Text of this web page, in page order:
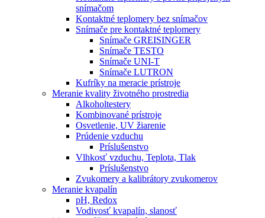
snímačom
Kontaktné teplomery bez snímačov
Snímače pre kontaktné teplomery
Snímače GREISINGER
Snímače TESTO
Snímače UNI-T
Snímače LUTRON
Kufríky na meracie prístroje
Meranie kvality životného prostredia
Alkoholtestery
Kombinované prístroje
Osvetlenie, UV žiarenie
Prúdenie vzduchu
Príslušenstvo
Vlhkosť vzduchu, Teplota, Tlak
Príslušenstvo
Zvukomery a kalibrátory zvukomerov
Meranie kvapalín
pH, Redox
Vodivosť kvapalín, slanosť